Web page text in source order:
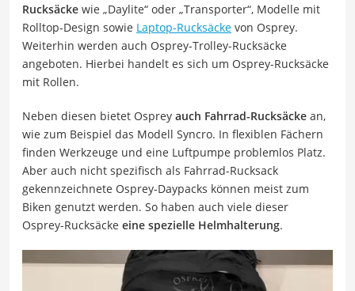
Rucksäcke wie „Daylite“ oder „Transporter“, Modelle mit
Rolltop-Design sowie Laptop-Rucksäcke von Osprey.
Weiterhin werden auch Osprey-Trolley-Rucksäcke
angeboten. Hierbei handelt es sich um Osprey-Rucksäcke
mit Rollen.
Neben diesen bietet Osprey auch Fahrrad-Rucksäcke an,
wie zum Beispiel das Modell Syncro. In flexiblen Fächern
finden Werkzeuge und eine Luftpumpe problemlos Platz.
Aber auch nicht spezifisch als Fahrrad-Rucksack
gekennzeichnete Osprey-Daypacks können meist zum
Biken genutzt werden. So haben auch viele dieser
Osprey-Rucksäcke eine spezielle Helmhalterung.